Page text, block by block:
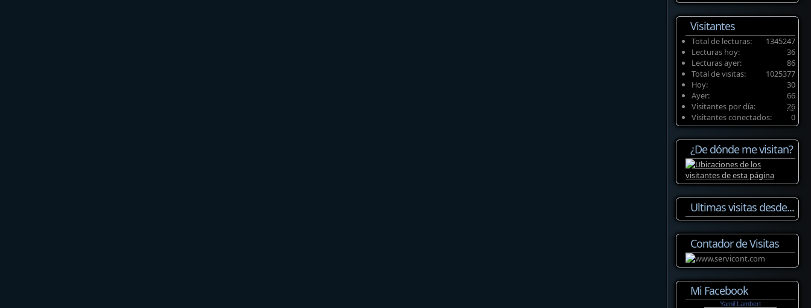
Visitantes
1345247
Total de lecturas:
36
Lecturas hoy:
86
Lecturas ayer:
1025377
Total de visitas:
30
Hoy:
66
Ayer:
26
Visitantes por día:
0
Visitantes conectados:
¿De dónde me visitan?
Ultimas visitas desde...
Contador de Visitas
Mi Facebook
Yamil Lambert